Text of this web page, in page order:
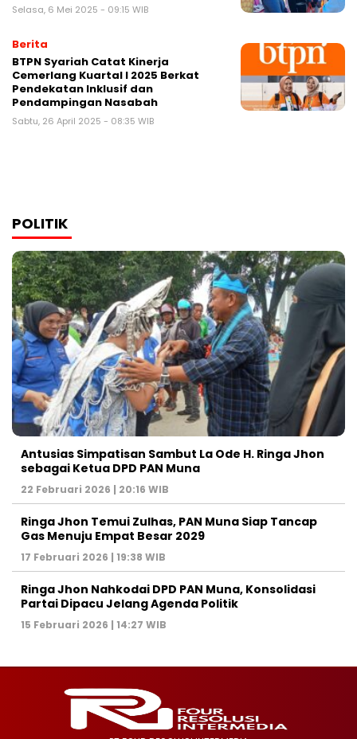
Selasa, 6 Mei 2025 - 09:15 WIB
Berita
BTPN Syariah Catat Kinerja
Cemerlang Kuartal I 2025 Berkat
Pendekatan Inklusif dan
Pendampingan Nasabah
Sabtu, 26 April 2025 - 08:35 WIB
POLITIK
Antusias Simpatisan Sambut La Ode H. Ringa Jhon
sebagai Ketua DPD PAN Muna
22 Februari 2026 | 20:16 WIB
Ringa Jhon Temui Zulhas, PAN Muna Siap Tancap
Gas Menuju Empat Besar 2029
17 Februari 2026 | 19:38 WIB
Ringa Jhon Nahkodai DPD PAN Muna, Konsolidasi
Partai Dipacu Jelang Agenda Politik
15 Februari 2026 | 14:27 WIB